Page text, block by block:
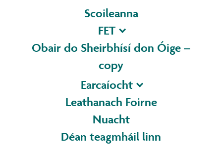
Scoileanna
FET
Obair do Sheirbhísí don Óige –
copy
Earcaíocht
Leathanach Foirne
Nuacht
Déan teagmháil linn